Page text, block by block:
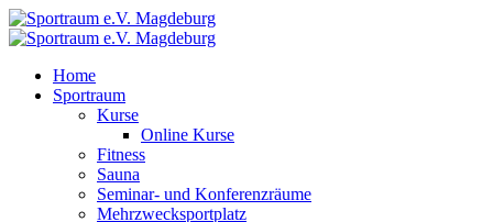
Home
Sportraum
Kurse
Online Kurse
Fitness
Sauna
Seminar- und Konferenzräume
Mehrzwecksportplatz